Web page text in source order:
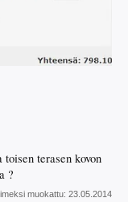
terasen kovon
?
muokattu: 23.05.2014